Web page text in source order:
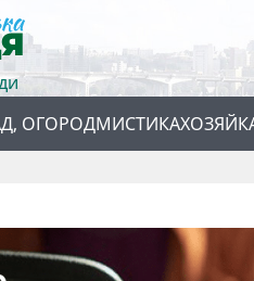
ОГОРОДМИСТИКА